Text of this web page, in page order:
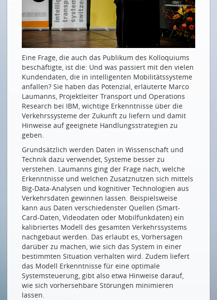
Die Verkehrswende gelingt nur vernetzt
Für neue Ideen offen wie nie zuvor
Elektrisch und kollaborativ in die Zukunft
begonnen
Die Politik muss ihre Scheuklappen ablegen
Wird Mobility as a Service die Welt verändern?
So bequem geht ÖV heute
Big Data fährt mit
Der Smart Shuttle hat noch viel zu lernen
Der Weg zur intermodalen Mobilität
PUBLIKUMSUMFRAGE
Und wie hast du's mit der Mobilität?
FOTOALBUM
Impressionen
Drucken
Impressum
Eine Frage, die auch das Publikum des Kolloquiums
beschäftigte, ist die: Und was passiert mit den vielen
Kundendaten, die in intelligenten Mobilitätssysteme
anfallen? Sie haben das Potenzial, erläuterte Marco
Laumanns, Projektleiter Transport und Operations
Research bei IBM, wichtige Erkenntnisse über die
Verkehrssysteme der Zukunft zu liefern und damit
Hinweise auf geeignete Handlungsstrategien zu
geben.
Grundsätzlich werden Daten in Wissenschaft und
Technik dazu verwendet, Systeme besser zu
verstehen. Laumanns ging der Frage nach, welche
Erkenntnisse und welchen Zusatznutzen sich mittels
Big-Data-Analysen und kognitiver Technologien aus
Verkehrsdaten gewinnen lassen. Beispielsweise
kann aus Daten verschiedenster Quellen (Smart-
Card-Daten, Videodaten oder Mobilfunkdaten) ein
kalibriertes Modell des gesamten Verkehrssystems
nachgebaut werden. Das erlaubt es, Vorhersagen
darüber zu machen, wie sich das System in einer
bestimmten Situation verhalten wird. Zudem liefert
das Modell Erkenntnisse für eine optimale
Systemsteuerung, gibt also etwa Hinweise darauf,
wie sich vorhersehbare Störungen minimieren
lassen.